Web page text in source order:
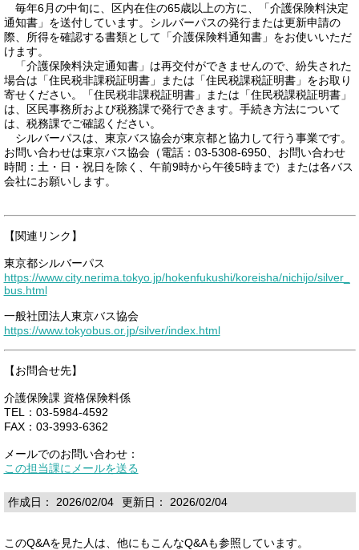
毎年6月の中旬に、区内在住の65歳以上の方に、「介護保険料決定
通知書」を送付しています。シルバーパスの発行または更新申請の
際、所得を確認する書類として「介護保険料通知書」をお使いいただ
けます。
「介護保険料決定通知書」は再交付ができませんので、紛失された
場合は「住民税非課税証明書」または「住民税課税証明書」をお取り
寄せください。「住民税非課税証明書」または「住民税課税証明書」
は、区民事務所および税務課で発行できます。手続き方法について
は、税務課でご確認ください。
シルバーパスは、東京バス協会が東京都と協力して行う事業です。
お問い合わせは東京バス協会（電話：03-5308-6950、お問い合わせ
時間：土・日・祝日を除く、午前9時から午後5時まで）または各バス
会社にお願いします。
【関連リンク】
東京都シルバーパス
https://www.city.nerima.tokyo.jp/hokenfukushi/koreisha/nichijo/silver_
bus.html
一般社団法人東京バス協会
https://www.tokyobus.or.jp/silver/index.html
【お問合せ先】
介護保険課 資格保険料係
TEL：03-5984-4592
FAX：03-3993-6362
メールでのお問い合わせ：
この担当課にメールを送る
作成日： 2026/02/04 更新日： 2026/02/04
このQ&Aを見た人は、他にもこんなQ&Aも参照しています。